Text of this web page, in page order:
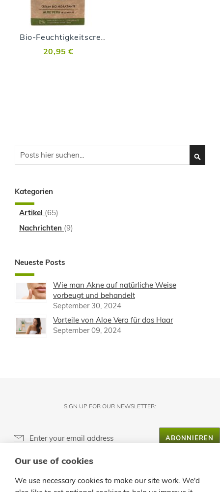
20,95 €
Kategorien
Artikel (65)
Nachrichten (9)
Neueste Posts
Wie man Akne auf natürliche Weise
vorbeugt und behandelt
September 30, 2024
Vorteile von Aloe Vera für das Haar
September 09, 2024
SIGN UP FOR OUR NEWSLETTER:
ABONNIEREN
Our use of cookies
We use necessary cookies to make our site work. We'd